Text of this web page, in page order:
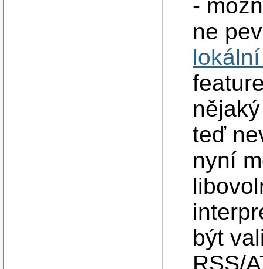
-
ne
teď
nyní
být
RSS/